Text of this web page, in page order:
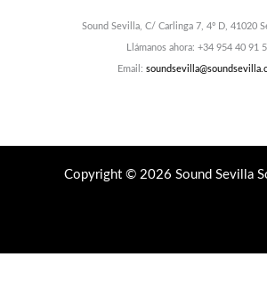
Sound Sevilla, C/ Carlinga 7, 4º D, 41020
Llámanos ahora: +34 954 40 91
Email:
Copyright © 2026 Sound Sevilla